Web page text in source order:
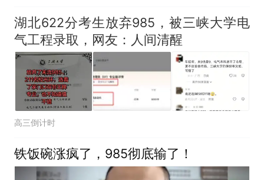
湖北622分考生放弃985，被三峡大学电
气工程录取，网友：人间清醒
高三倒计时
铁饭碗涨疯了，985彻底输了！